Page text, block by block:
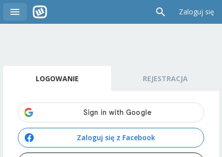
Zaloguj się
LOGOWANIE REJESTRACJA
Zaloguj się z Facebook